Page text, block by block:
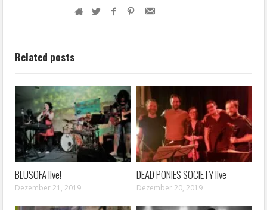
Related posts
BLUSOFA live!
Dezember 21, 2019
DEAD PONIES SOCIETY live
Dezember 20, 2019